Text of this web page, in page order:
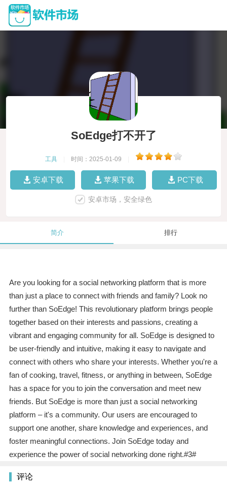
SoEdge打不开了
工具 时间：2025-01-09
安卓下载 苹果下载 PC下载
安卓市场，安全绿色
简介 排行
Are you looking for a social networking platform that is more
than just a place to connect with friends and family? Look no
further than SoEdge! This revolutionary platform brings people
together based on their interests and passions, creating a
vibrant and engaging community for all. SoEdge is designed to
be user-friendly and intuitive, making it easy to navigate and
connect with others who share your interests. Whether you're a
fan of cooking, travel, fitness, or anything in between, SoEdge
has a space for you to join the conversation and meet new
friends. But SoEdge is more than just a social networking
platform – it's a community. Our users are encouraged to
support one another, share knowledge and experiences, and
foster meaningful connections. Join SoEdge today and
experience the power of social networking done right.#3#
评论